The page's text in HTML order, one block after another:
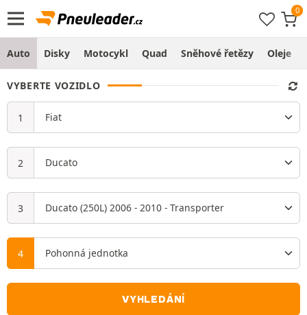
Auto Disky Motocykl Quad Sněhové řetězy Oleje
VYBERTE VOZIDLO
VYHLEDÁNÍ